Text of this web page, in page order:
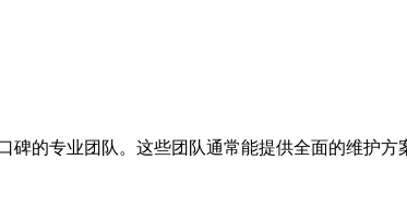
碑的专业团队。这些团队通常能提供全面的维护方